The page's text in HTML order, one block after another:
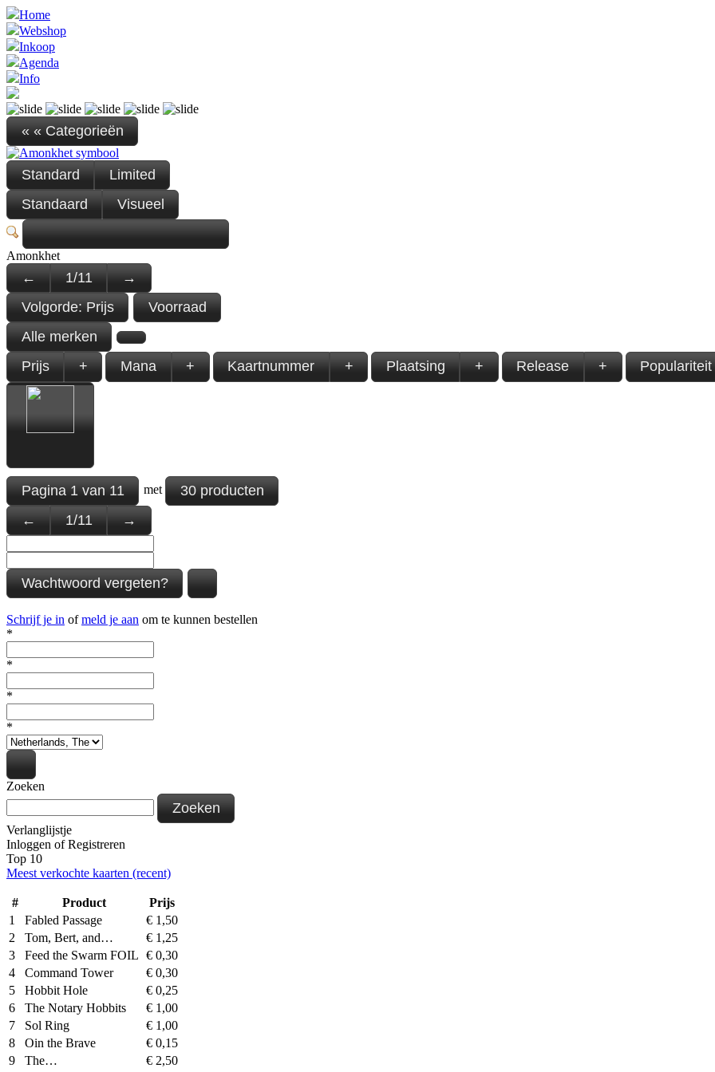
Home
Webshop
Inkoop
Agenda
Info
« « Categorieën
Standard
Limited
Standaard
Visueel
Amonkhet
← 1/11
→
Volgorde: Prijs
Voorraad
Alle merken
Prijs
+ Mana + Kaartnummer + Plaatsing + Release + Populariteit
Pagina1van11 met
30 producten
←
1/11 →
Wachtwoord vergeten?
Schrijf je in ofmeld je aan om te kunnen bestellen
*
*
*
*
Zoeken
Zoeken
Verlanglijstje
Inloggen ofRegistreren
Top 10
Meest verkochte kaarten (recent)
# Product
Prijs
1
Fabled Passage € 1,50
2
Tom, Bert, and… € 1,25
3
Feed the Swarm FOIL € 0,30
4
Command Tower € 0,30
5
Hobbit Hole € 0,25
6
The Notary Hobbits € 1,00
7
Sol Ring € 1,00
8
Oin the Brave € 0,15
9
The… € 2,50